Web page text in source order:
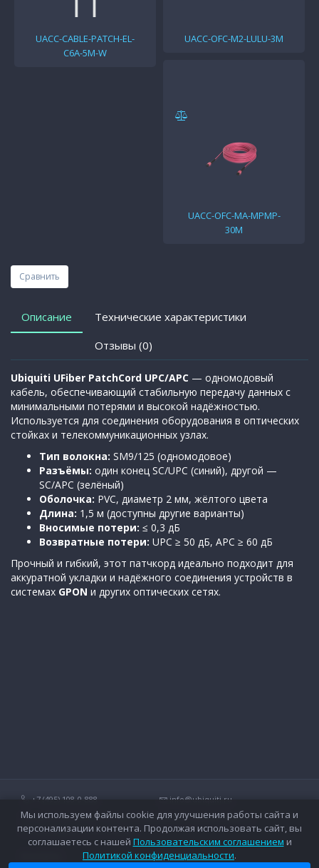
UACC-CABLE-PATCH-EL-
C6A-5M-W
UACC-OFC-M2-LULU-3M
UACC-OFC-MA-MPMP-
30M
Сравнить
Описание
Технические характеристики
Отзывы (0)
Ubiquiti UFiber PatchCord UPC/APC — одномодовый
кабель, обеспечивающий стабильную передачу данных с
минимальными потерями и высокой надёжностью.
Используется для соединения оборудования в оптических
стойках и телекоммуникационных узлах.
Тип волокна: SM9/125 (одномодовое)
Разъёмы: один конец SC/UPC (синий), другой —
SC/APC (зелёный)
Оболочка: PVC, диаметр 2 мм, жёлтого цвета
Длина: 1,5 м (доступны другие варианты)
Вносимые потери: ≤ 0,3 дБ
Возвратные потери: UPC ≥ 50 дБ, APC ≥ 60 дБ
Прочный и гибкий, этот патчкорд идеально подходит для
аккуратной укладки и надёжного соединения устройств в
системах GPON и других оптических сетях.
+7 (495) 108-0-888
info@ubiquiti.ru
Технические вопросы и дополнительные консультации о
беспроводных сетях Ubiquiti.
Оплата
Мы используем файлы cookie для улучшения работы сайта и
персонализации контента. Продолжая использовать сайт, вы
соглашаетесь с нашей Пользовательским соглашением и
Политикой конфиденциальности.